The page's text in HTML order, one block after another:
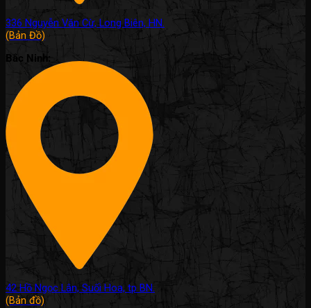
336 Nguyễn Văn Cừ, Long Biên, HN.
(Bản Đồ)
Bắc Ninh:
42 Hồ Ngọc Lân, Suối Hoa, tp BN.
(Bản đồ)